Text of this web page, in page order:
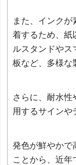
また、インク
着するため、紙
ルスタンドや
板など、多様な
さらに、耐水性
用するサインや
発色が鮮やかで
ことから、近年